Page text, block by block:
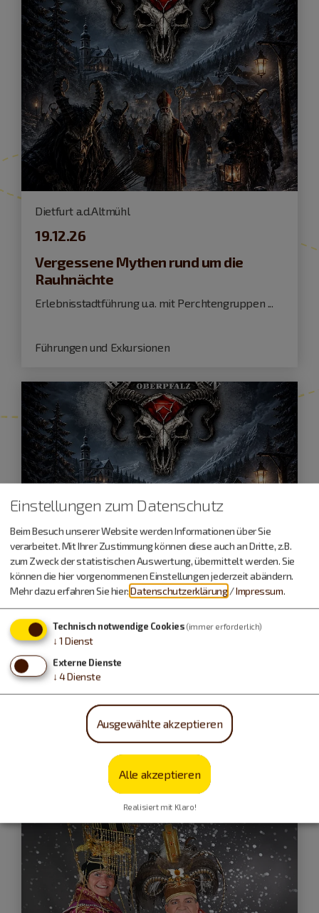
Dietfurt a.d.Altmühl
19.12.26
Vergessene Mythen rund um die
Rauhnächte
Erlebnisstadtführung u.a. mit Perchtengruppen ...
Führungen und Exkursionen
Dietfurt a.d.Altmühl
20.12.26
Vergessene Mythen rund um die
Rauhnächte
Erlebnisstadtführung u.a. mit Perchtengruppen ...
Führungen und Exkursionen
Einstellungen zum Datenschutz
Beim Besuch unserer Website werden Informationen über Sie
verarbeitet. Mit Ihrer Zustimmung können diese auch an Dritte, z.B.
zum Zweck der statistischen Auswertung, übermittelt werden. Sie
können die hier vorgenommenen Einstellungen jederzeit abändern.
Mehr dazu erfahren Sie hier:Datenschutzerklärung /Impressum.
Technisch notwendige Cookies (immer erforderlich)
↓ 1 Dienst
Externe Dienste
↓ 4Dienste
Ausgewählte akzeptieren
Alle akzeptieren
Realisiert mit Klaro!